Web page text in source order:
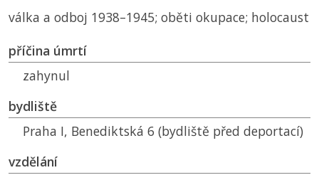
válka a odboj 1938–1945; oběti okupace; holocaust
příčina úmrtí
zahynul
bydliště
Praha I, Benediktská 6 (bydliště před deportací)
vzdělání